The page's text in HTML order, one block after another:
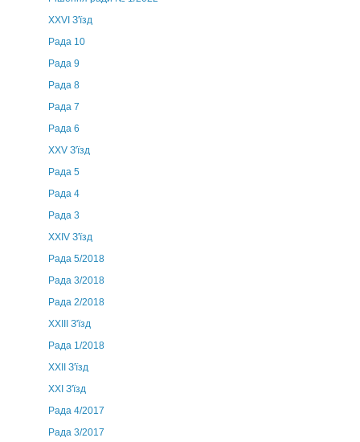
XXVI З'їзд
Рада 10
Рада 9
Рада 8
Рада 7
Рада 6
XXV З'їзд
Рада 5
Рада 4
Рада 3
ХХIV З'їзд
Рада 5/2018
Рада 3/2018
Рада 2/2018
XXIII З'їзд
Рада 1/2018
ХХІІ З'їзд
XXI З'їзд
Рада 4/2017
Рада 3/2017